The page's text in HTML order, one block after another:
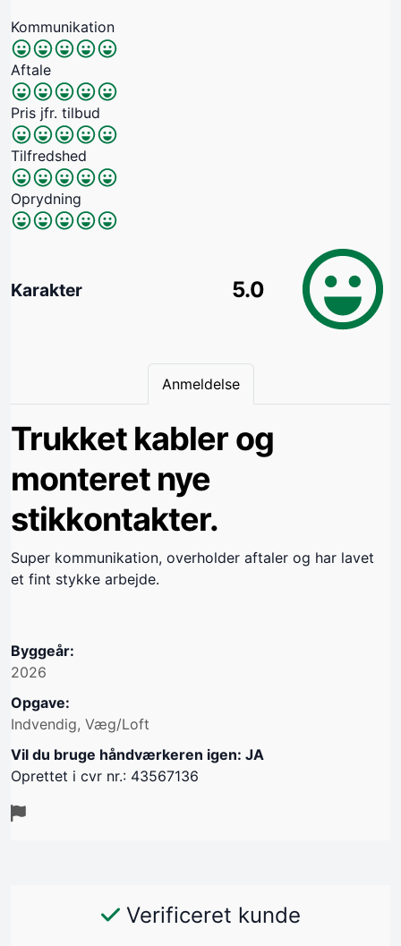
Kommunikation
Aftale
Pris jfr. tilbud
Tilfredshed
Oprydning
Karakter 5.0
Anmeldelse
Trukket kabler og
monteret nye
stikkontakter.
Super kommunikation, overholder aftaler og har lavet
et fint stykke arbejde.
Byggeår:
2026
Opgave:
Indvendig, Væg/Loft
Vil du bruge håndværkeren igen: JA
Oprettet i cvr nr.: 43567136
Verificeret kunde